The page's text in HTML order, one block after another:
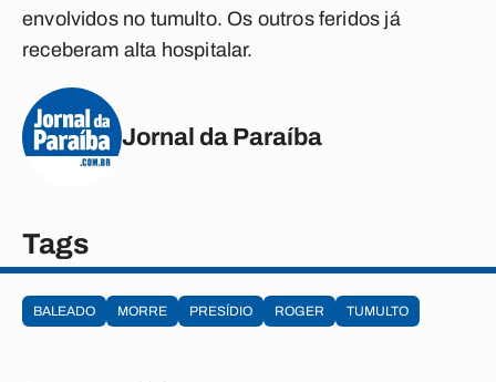
envolvidos no tumulto. Os outros feridos já
receberam alta hospitalar.
Jornal da Paraíba
Tags
BALEADO MORRE PRESÍDIO ROGER TUMULTO